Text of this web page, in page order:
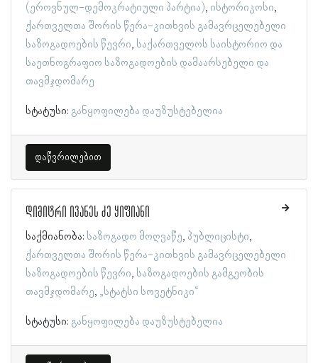
(ეროვნულ-დემოკრატიული პარტია) ისტორიკოსი
ქართველთა შორის წერა-კითხვის გამავრცელებელი
საზოგადოების წევრი საქართველოს საისტორიო და
საეთნოგრაფიო საზოგადოების დამაარსებელი და
თავმჯდომარე
სტატუსი: განყოფილება დაუზუსტებელია
დაწვრილებით
დიმიტრი ივანეს ძე ყიფიანი
საქმიანობა: საზოგადო მოღვაწე პუბლიცისტი
ქართველთა შორის წერა-კითხვის გამავრცელებელი
საზოგადოების წევრი საზოგადოების გამგეობის
თავმჯდომარე „სტატსი სოვეტნიკი“
სტატუსი: განყოფილება დაუზუსტებელია